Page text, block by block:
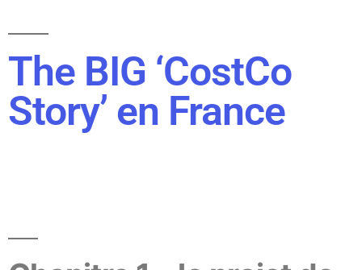
The BIG ‘CostCo
Story’ en France